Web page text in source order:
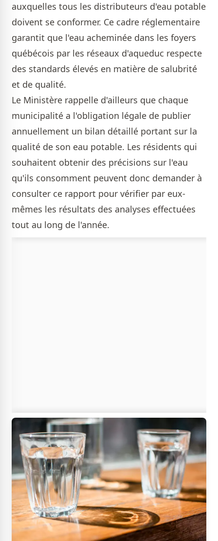
auxquelles tous les distributeurs d'eau potable
doivent se conformer. Ce cadre réglementaire
garantit que l'eau acheminée dans les foyers
québécois par les réseaux d'aqueduc respecte
des standards élevés en matière de salubrité
et de qualité.
Le Ministère rappelle d'ailleurs que chaque
municipalité a l'obligation légale de publier
annuellement un bilan détaillé portant sur la
qualité de son eau potable. Les résidents qui
souhaitent obtenir des précisions sur l'eau
qu'ils consomment peuvent donc demander à
consulter ce rapport pour vérifier par eux-
mêmes les résultats des analyses effectuées
tout au long de l'année.